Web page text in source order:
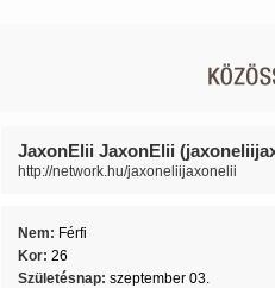
JaxonElii JaxonElii
http://network.hu/jaxoneliijaxonelii
Nem: Férfi
Kor: 26
Születésnap: szeptember 03.